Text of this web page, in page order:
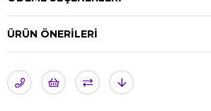
ÜRÜN ÖNERILERI